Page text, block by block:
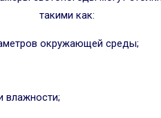
такими как:
окружающей среды;
влажности;